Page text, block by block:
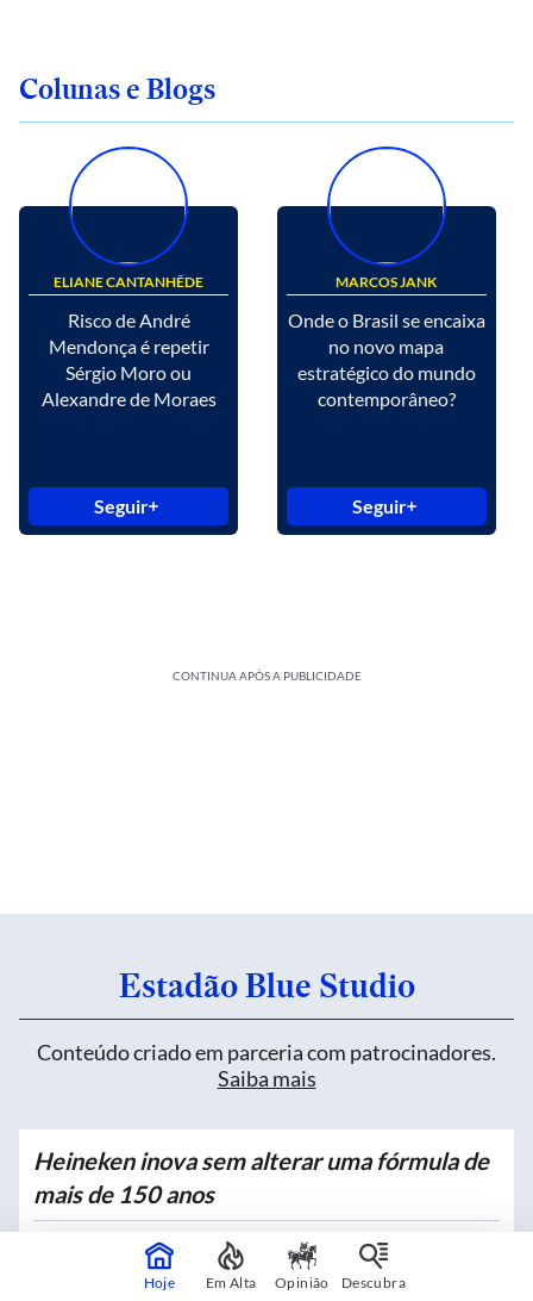
Colunas e Blogs
ELIANE CANTANHÊDE
Risco de André
Mendonça é repetir
Sérgio Moro ou
Alexandre de Moraes
Seguir
MARCOS JANK
Onde o Brasil se encaixa
no novo mapa
estratégico do mundo
contemporâneo?
Seguir
CONTINUA APÓS A PUBLICIDADE
Estadão Blue Studio
Conteúdo criado em parceria com patrocinadores.
Saiba mais
Heineken inova sem alterar uma fórmula de
mais de 150 anos
Patrocinado por
Hoje Em Alta Opinião Descubra